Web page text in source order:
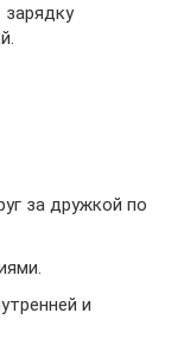
за дружкой по
и